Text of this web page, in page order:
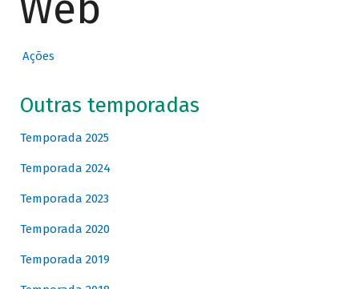
Ações
Outras temporadas
Temporada 2025
Temporada 2024
Temporada 2023
Temporada 2020
Temporada 2019